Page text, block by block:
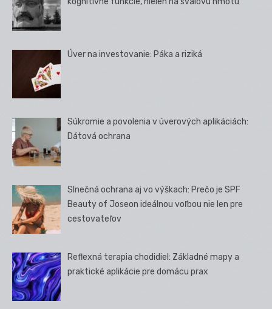
Úver na investovanie: Páka a riziká
Súkromie a povolenia v úverových aplikáciách:
Dátová ochrana
Slnečná ochrana aj vo výškach: Prečo je SPF
Beauty of Joseon ideálnou voľbou nie len pre
cestovateľov
Reflexná terapia chodidiel: Základné mapy a
praktické aplikácie pre domácu prax